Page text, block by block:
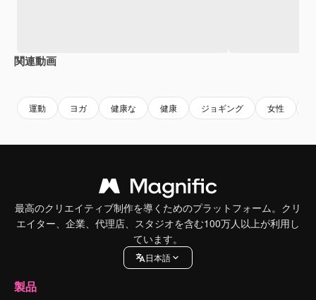
関連動画
運動 ヨガ 健康な 健康 ジョギング 女性
最高のクリエイティブ制作を導くためのプラットフォーム。クリ
エイター、企業、代理店、スタジオを含む100万人以上が利用し
ています。
日本語
製品